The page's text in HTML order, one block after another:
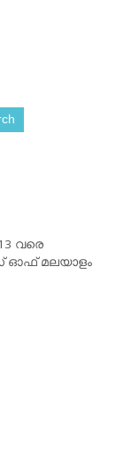
വരെ
ഓഫ് മലയാളം